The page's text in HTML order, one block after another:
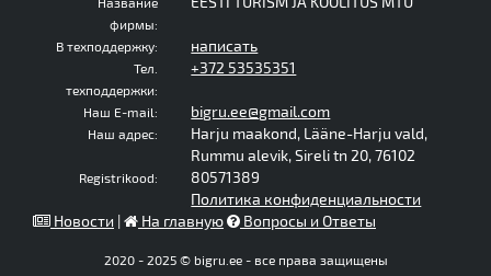
фирмы:
В техподдержку: написать
Тел.
техподдержки:
+372 53535351
Наш E-mail: bigru.ee@gmail.com
Наш адрес:
Harju maakond, Lääne-Harju vald,
Rummu alevik, Sireli tn 20, 76102
Registrikood:
80571389
Политика конфиденциальности
Новости | На главную Вопросы и Ответы
2020 - 2025 © bigru.ee - все права защищены